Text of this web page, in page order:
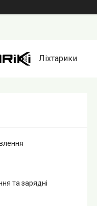
Ліхтарики
та зарядні